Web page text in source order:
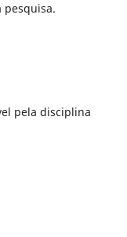
pesquisa.
pela disciplina